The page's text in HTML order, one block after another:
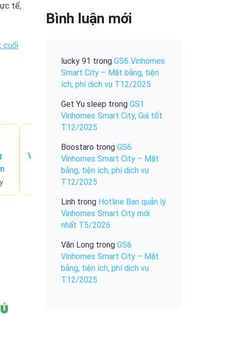
tế,
cuối
Vay ngân hàng
Chủ đang vay
Nội thất
nguyên bản
Bình luận mới
lucky 91 trong GS6 Vinhomes
Smart City – Mặt bằng, tiện
ích, phí dịch vụ T12/2025
Get Yu sleep trong GS1
Vinhomes Smart City, Giá tốt
T12/2025
Boostaro trong GS6
Vinhomes Smart City – Mặt
bằng, tiện ích, phí dịch vụ
T12/2025
Linh trong Hotline Ban quản lý
Vinhomes Smart City mới
nhất T5/2026
Văn Long trong GS6
Vinhomes Smart City – Mặt
bằng, tiện ích, phí dịch vụ
T12/2025